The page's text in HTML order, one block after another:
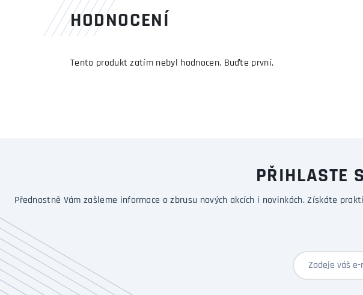
HODNOCENÍ
Tento produkt zatím nebyl hodnocen. Buďte první.
PŘIHLASTE
Přednostně Vám zašleme informace o zbrusu nových akcích i novinkách. Získáte